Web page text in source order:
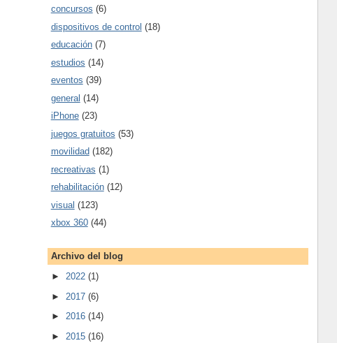
concursos (6)
dispositivos de control (18)
educación (7)
estudios (14)
eventos (39)
general (14)
iPhone (23)
juegos gratuitos (53)
movilidad (182)
recreativas (1)
rehabilitación (12)
visual (123)
xbox 360 (44)
Archivo del blog
► 2022 (1)
► 2017 (6)
► 2016 (14)
► 2015 (16)